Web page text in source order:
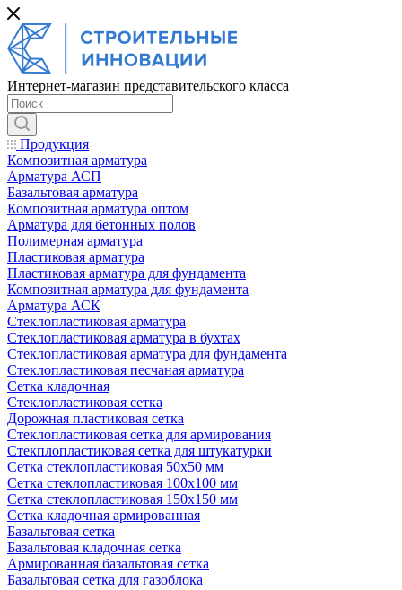
Интернет-магазин представительского класса
Продукция
Композитная арматура
Арматура АСП
Базальтовая арматура
Композитная арматура оптом
Арматура для бетонных полов
Полимерная арматура
Пластиковая арматура
Пластиковая арматура для фундамента
Композитная арматура для фундамента
Арматура АСК
Cтеклопластиковая арматура
Стеклопластиковая арматура в бухтах
Стеклопластиковая арматура для фундамента
Стеклопластиковая песчаная арматура
Сетка кладочная
Стеклопластиковая сетка
Дорожная пластиковая сетка
Стеклопластиковая сетка для армирования
Стекплопластиковая сетка для штукатурки
Сетка стеклопластиковая 50x50 мм
Сетка стеклопластиковая 100x100 мм
Сетка стеклопластиковая 150x150 мм
Сетка кладочная армированная
Базальтовая сетка
Базальтовая кладочная сетка
Армированная базальтовая сетка
Базальтовая сетка для газоблока